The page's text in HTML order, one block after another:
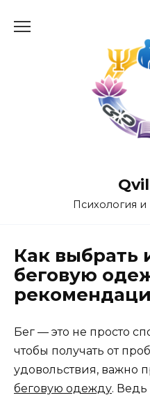
Психология
Как выбрать
беговую
Бег — это не просто
чтобы получать от
удовольствия, важно
беговую одежду. Ведь